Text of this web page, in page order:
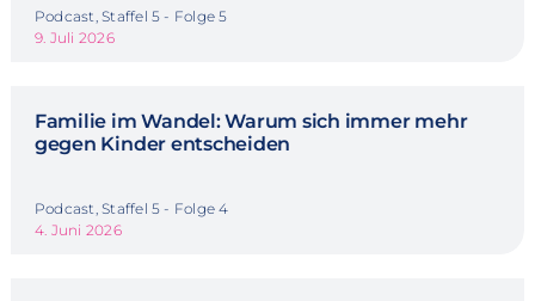
Podcast, Staffel 5 - Folge 5
9. Juli 2026
Familie im Wandel: Warum sich immer mehr
gegen Kinder entscheiden
Podcast, Staffel 5 - Folge 4
4. Juni 2026